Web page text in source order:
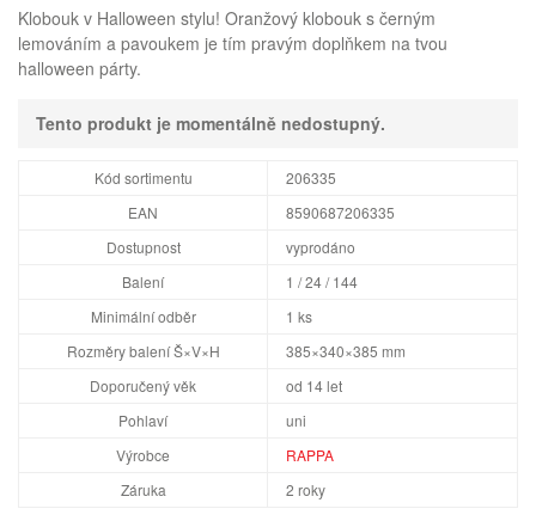
Klobouk v Halloween stylu! Oranžový klobouk s černým
lemováním a pavoukem je tím pravým doplňkem na tvou
halloween párty.
Tento produkt je momentálně nedostupný.
Kód sortimentu
206335
EAN
8590687206335
Dostupnost
vyprodáno
Balení
1 / 24 / 144
Minimální odběr
1 ks
Rozměry balení Š×V×H
385×340×385 mm
Doporučený věk
od 14 let
Pohlaví
uni
Výrobce
RAPPA
Záruka
2 roky